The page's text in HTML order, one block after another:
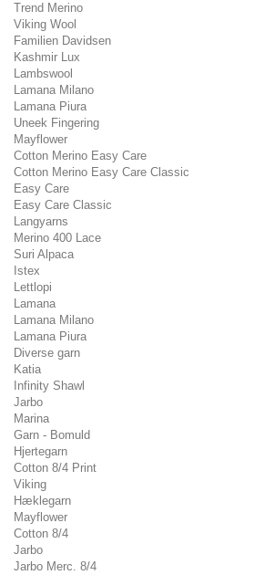
Trend Merino
Viking Wool
Familien Davidsen
Kashmir Lux
Lambswool
Lamana Milano
Lamana Piura
Uneek Fingering
Mayflower
Cotton Merino Easy Care
Cotton Merino Easy Care Classic
Easy Care
Easy Care Classic
Langyarns
Merino 400 Lace
Suri Alpaca
Istex
Lettlopi
Lamana
Lamana Milano
Lamana Piura
Diverse garn
Katia
Infinity Shawl
Jarbo
Marina
Garn - Bomuld
Hjertegarn
Cotton 8/4 Print
Viking
Hæklegarn
Mayflower
Cotton 8/4
Jarbo
Jarbo Merc. 8/4